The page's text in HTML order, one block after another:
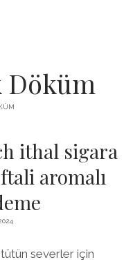
KASMA
Döküm
ithal sigara
aromalı
severler için